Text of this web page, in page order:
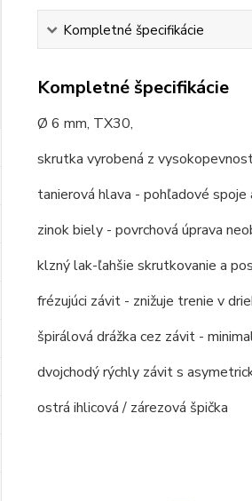
Kompletné špecifikácie
Kompletné špecifikácie
Ø 6 mm, TX30,
skrutka vyrobená z
tanierová hlava - pohľadové spoje
zinok biely - povrchová úprava
klzný lak-ľahšie skrutkovanie a
frézujúci závit - znižuje trenie v
špirálová drážka cez závit -
dvojchodý rýchly závit s
ostrá ihlicová / zárezová špička